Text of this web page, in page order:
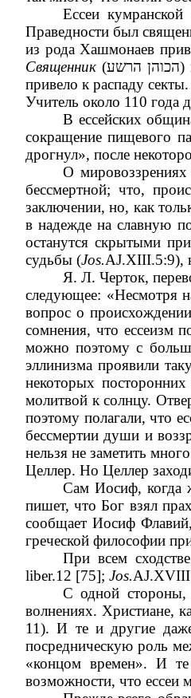
Ессеи
Праведности был
из рода Хашмонаев
Священник (הכוהן הרשע)
привело к распаду
Учитель около 110 года
В ессейских
сокращение пищевого
дрогнул», после
О
бессмертной; что,
заключении, но, как
в надежде на славную
останутся скрытыми
судьбы (Jos.AJ.XIII.5:9),
Я. Л. Черток,
следующее: «Несмотря
вопрос о
сомнения, что ессеизм
можно поэтому с
эллинизма проявили
некоторых
молитвой к солнцу.
поэтому полагали, что
бессмертии души и
нельзя не заметить
Целлер. Но Целлер
Сам Иосиф, когда
пишет, что Бог взял
сообщает Иосиф
греческой философии
При всем
liber.12 [75]; Jos.
С одной стороны,
волнениях. Христиане,
11). И те и другие
посредническую роль
«концом времен». И
возможности, что ессеи